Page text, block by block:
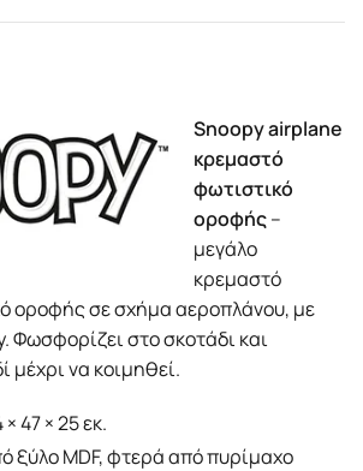
Snoopy airplane
κρεμαστό
φωτιστικό
οροφής–
μεγάλο
κρεμαστό
οροφής σε σχήμα αεροπλάνου, με
Φωσφορίζει στο σκοτάδι και
μέχρι να κοιμηθεί.
× 47 × 25 εκ.
ξύλο MDF, φτερά από πυρίμαχο